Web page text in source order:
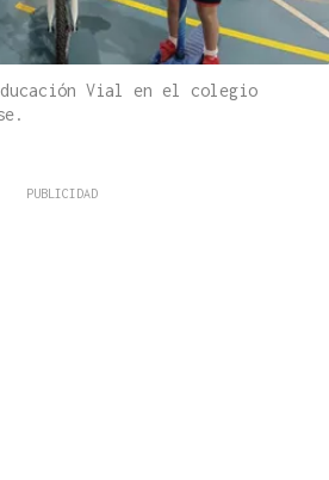
Vial en el colegio